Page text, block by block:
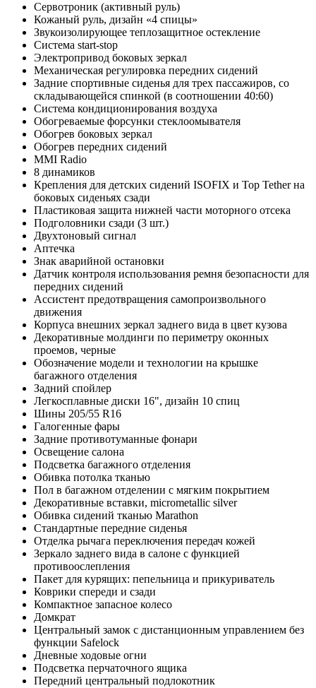
Сервотроник (активный руль)
Кожаный руль, дизайн «4 спицы»
Звукоизолирующее теплозащитное остекление
Система start-stop
Электропривод боковых зеркал
Механическая регулировка передних сидений
Задние спортивные сиденья для трех пассажиров, со
складывающейся спинкой (в соотношении 40:60)
Система кондиционирования воздуха
Обогреваемые форсунки стеклоомывателя
Обогрев боковых зеркал
Обогрев передних сидений
MMI Radio
8 динамиков
Крепления для детских сидений ISOFIX и Top Tether на
боковых сиденьях сзади
Пластиковая защита нижней части моторного отсека
Подголовники сзади (3 шт.)
Двухтоновый сигнал
Аптечка
Знак аварийной остановки
Датчик контроля использования ремня безопасности для
передних сидений
Ассистент предотвращения самопроизвольного
движения
Корпуса внешних зеркал заднего вида в цвет кузова
Декоративные молдинги по периметру оконных
проемов, черные
Обозначение модели и технологии на крышке
багажного отделения
Задний спойлер
Легкосплавные диски 16", дизайн 10 спиц
Шины 205/55 R16
Галогенные фары
Задние противотуманные фонари
Освещение салона
Подсветка багажного отделения
Обивка потолка тканью
Пол в багажном отделении с мягким покрытием
Декоративные вставки, micrometallic silver
Обивка сидений тканью Marathon
Стандартные передние сиденья
Отделка рычага переключения передач кожей
Зеркало заднего вида в салоне с функцией
противоослепления
Пакет для курящих: пепельница и прикуриватель
Коврики спереди и сзади
Компактное запасное колесо
Домкрат
Центральный замок с дистанционным управлением без
функции Safelock
Дневные ходовые огни
Подсветка перчаточного ящика
Передний центральный подлокотник